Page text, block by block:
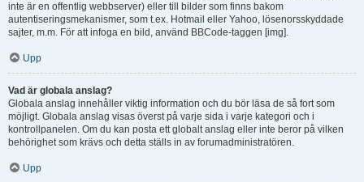
inte är en offentlig webbserver) eller till bilder som finns bakom
autentiseringsmekanismer, som t.ex. Hotmail eller Yahoo, lösenorsskyddade
sajter, m.m. För att infoga en bild, använd BBCode-taggen [img].
Upp
Vad är globala anslag?
Globala anslag innehåller viktig information och du bör läsa de så fort som
möjligt. Globala anslag visas överst på varje sida i varje kategori och i
kontrollpanelen. Om du kan posta ett globalt anslag eller inte beror på vilken
behörighet som krävs och detta ställs in av forumadministratören.
Upp